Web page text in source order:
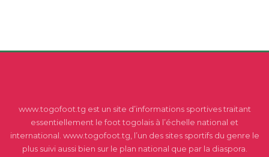
www.togofoot.tg est un site d’informations sportives traitant
essentiellement le foot togolais à l’échelle national et
international. www.togofoot.tg, l’un des sites sportifs du genre le
plus suivi aussi bien sur le plan national que par la diaspora.